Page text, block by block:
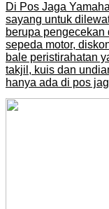
Di Pos Jaga
sayang untuk
berupa pengecekan
sepeda motor,
bale peristirahatan
takjil, kuis dan
hanya ada di pos